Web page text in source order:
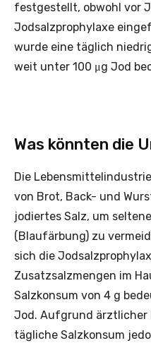
festgestellt, obwohl vor
Jodsalzprophylaxe
wurde eine täglich
weit unter 100 μg Jod
Was könnten die
Die
von Brot, Back- und
jodiertes Salz, um
(Blaufärbung) zu
sich die
Zusatzsalzmengen im
Salzkonsum von 4 g
Jod. Aufgrund ärztlicher
tägliche Salzkonsum